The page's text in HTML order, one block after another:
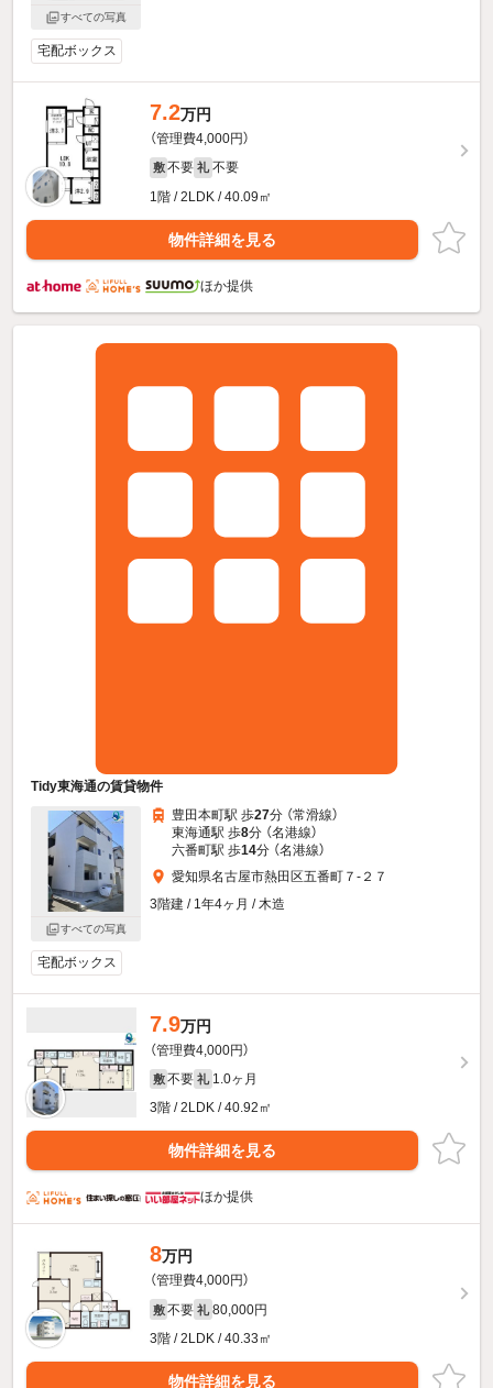
すべての写真
宅配ボックス
7.2万円
（管理費4,000円）
敷 不要 礼 不要
1階 / 2LDK / 40.09㎡
物件詳細を見る
ほか提供
Tidy東海通の賃貸物件
すべての写真
豊田本町駅 歩27分 （常滑線）
東海通駅 歩8分 （名港線）
六番町駅 歩14分 （名港線）
愛知県名古屋市熱田区五番町７-２７
3階建 / 1年4ヶ月 / 木造
宅配ボックス
7.9万円
（管理費4,000円）
敷 不要 礼 1.0ヶ月
3階 / 2LDK / 40.92㎡
物件詳細を見る
ほか提供
8万円
（管理費4,000円）
敷 不要 礼 80,000円
3階 / 2LDK / 40.33㎡
物件詳細を見る